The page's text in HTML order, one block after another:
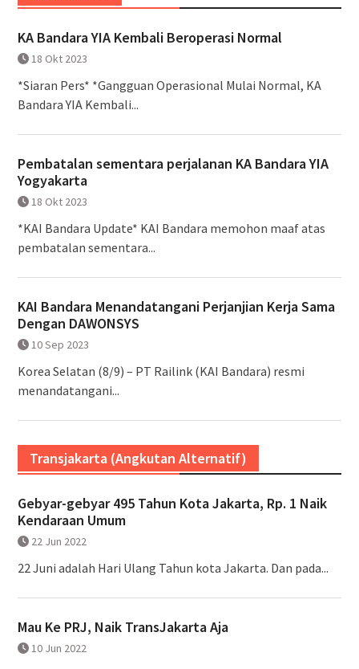
KA Bandara YIA Kembali Beroperasi Normal
18 Okt 2023
*Siaran Pers* *Gangguan Operasional Mulai Normal, KA
Bandara YIA Kembali...
Pembatalan sementara perjalanan KA Bandara YIA
Yogyakarta
18 Okt 2023
*KAI Bandara Update* KAI Bandara memohon maaf atas
pembatalan sementara...
KAI Bandara Menandatangani Perjanjian Kerja Sama
Dengan DAWONSYS
10 Sep 2023
Korea Selatan (8/9) – PT Railink (KAI Bandara) resmi
menandatangani...
Transjakarta (Angkutan Alternatif)
Gebyar-gebyar 495 Tahun Kota Jakarta, Rp. 1 Naik
Kendaraan Umum
22 Jun 2022
22 Juni adalah Hari Ulang Tahun kota Jakarta. Dan pada...
Mau Ke PRJ, Naik TransJakarta Aja
10 Jun 2022